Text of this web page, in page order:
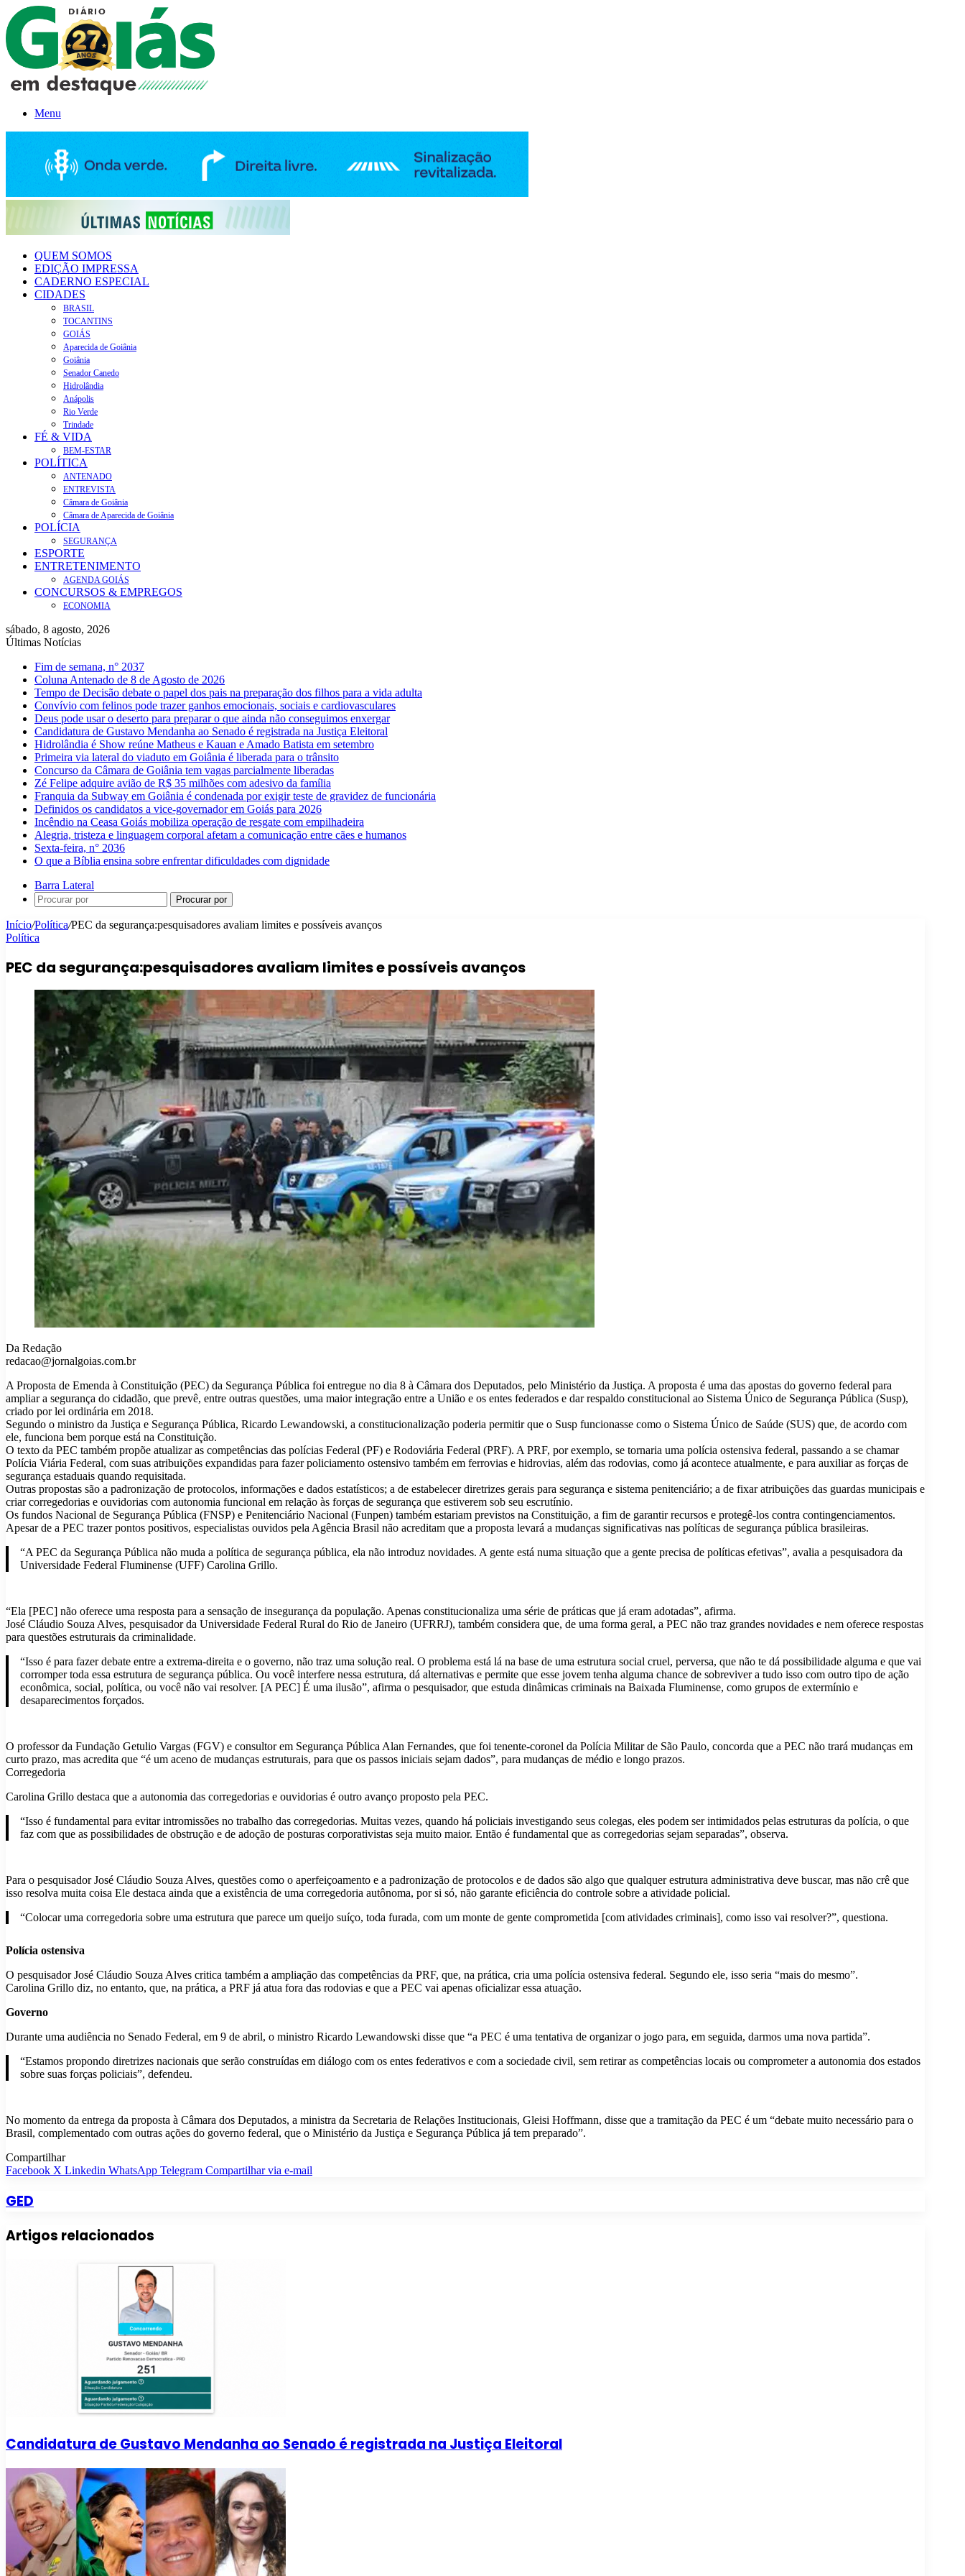
Menu
QUEM SOMOS
EDIÇÃO IMPRESSA
CADERNO ESPECIAL
CIDADES
BRASIL
TOCANTINS
GOIÁS
Aparecida de Goiânia
Goiânia
Senador Canedo
Hidrolândia
Anápolis
Rio Verde
Trindade
FÉ & VIDA
BEM-ESTAR
POLÍTICA
ANTENADO
ENTREVISTA
Câmara de Goiânia
Câmara de Aparecida de Goiânia
POLÍCIA
SEGURANÇA
ESPORTE
ENTRETENIMENTO
AGENDA GOIÁS
CONCURSOS & EMPREGOS
ECONOMIA
sábado, 8 agosto, 2026
Últimas Notícias
Fim de semana, n° 2037
Coluna Antenado de 8 de Agosto de 2026
Tempo de Decisão debate o papel dos pais na preparação dos filhos para a vida adulta
Convívio com felinos pode trazer ganhos emocionais, sociais e cardiovasculares
Deus pode usar o deserto para preparar o que ainda não conseguimos enxergar
Candidatura de Gustavo Mendanha ao Senado é registrada na Justiça Eleitoral
Hidrolândia é Show reúne Matheus e Kauan e Amado Batista em setembro
Primeira via lateral do viaduto em Goiânia é liberada para o trânsito
Concurso da Câmara de Goiânia tem vagas parcialmente liberadas
Zé Felipe adquire avião de R$ 35 milhões com adesivo da família
Franquia da Subway em Goiânia é condenada por exigir teste de gravidez de funcionária
Definidos os candidatos a vice-governador em Goiás para 2026
Incêndio na Ceasa Goiás mobiliza operação de resgate com empilhadeira
Alegria, tristeza e linguagem corporal afetam a comunicação entre cães e humanos
Sexta-feira, n° 2036
O que a Bíblia ensina sobre enfrentar dificuldades com dignidade
Barra Lateral
Procurar por
Início/Política/PEC da segurança:pesquisadores avaliam limites e possíveis avanços
Política
PEC da segurança:pesquisadores avaliam limites e possíveis avanços
Da Redação
redacao@jornalgoias.com.br
A Proposta de Emenda à Constituição (PEC) da Segurança Pública foi entregue no dia 8 à Câmara dos Deputados, pelo Ministério da Justiça. A proposta é uma das apostas do governo federal para
ampliar a segurança do cidadão, que prevê, entre outras questões, uma maior integração entre a União e os entes federados e dar respaldo constitucional ao Sistema Único de Segurança Pública (Susp),
criado por lei ordinária em 2018.
Segundo o ministro da Justiça e Segurança Pública, Ricardo Lewandowski, a constitucionalização poderia permitir que o Susp funcionasse como o Sistema Único de Saúde (SUS) que, de acordo com
ele, funciona bem porque está na Constituição.
O texto da PEC também propõe atualizar as competências das polícias Federal (PF) e Rodoviária Federal (PRF). A PRF, por exemplo, se tornaria uma polícia ostensiva federal, passando a se chamar
Polícia Viária Federal, com suas atribuições expandidas para fazer policiamento ostensivo também em ferrovias e hidrovias, além das rodovias, como já acontece atualmente, e para auxiliar as forças de
segurança estaduais quando requisitada.
Outras propostas são a padronização de protocolos, informações e dados estatísticos; a de estabelecer diretrizes gerais para segurança e sistema penitenciário; a de fixar atribuições das guardas municipais e
criar corregedorias e ouvidorias com autonomia funcional em relação às forças de segurança que estiverem sob seu escrutínio.
Os fundos Nacional de Segurança Pública (FNSP) e Penitenciário Nacional (Funpen) também estariam previstos na Constituição, a fim de garantir recursos e protegê-los contra contingenciamentos.
Apesar de a PEC trazer pontos positivos, especialistas ouvidos pela Agência Brasil não acreditam que a proposta levará a mudanças significativas nas políticas de segurança pública brasileiras.
“A PEC da Segurança Pública não muda a política de segurança pública, ela não introduz novidades. A gente está numa situação que a gente precisa de políticas efetivas”, avalia a pesquisadora da
Universidade Federal Fluminense (UFF) Carolina Grillo.
“Ela [PEC] não oferece uma resposta para a sensação de insegurança da população. Apenas constitucionaliza uma série de práticas que já eram adotadas”, afirma.
José Cláudio Souza Alves, pesquisador da Universidade Federal Rural do Rio de Janeiro (UFRRJ), também considera que, de uma forma geral, a PEC não traz grandes novidades e nem oferece respostas
para questões estruturais da criminalidade.
“Isso é para fazer debate entre a extrema-direita e o governo, não traz uma solução real. O problema está lá na base de uma estrutura social cruel, perversa, que não te dá possibilidade alguma e que vai
corromper toda essa estrutura de segurança pública. Ou você interfere nessa estrutura, dá alternativas e permite que esse jovem tenha alguma chance de sobreviver a tudo isso com outro tipo de ação
econômica, social, política, ou você não vai resolver. [A PEC] É uma ilusão”, afirma o pesquisador, que estuda dinâmicas criminais na Baixada Fluminense, como grupos de extermínio e
desaparecimentos forçados.
O professor da Fundação Getulio Vargas (FGV) e consultor em Segurança Pública Alan Fernandes, que foi tenente-coronel da Polícia Militar de São Paulo, concorda que a PEC não trará mudanças em
curto prazo, mas acredita que “é um aceno de mudanças estruturais, para que os passos iniciais sejam dados”, para mudanças de médio e longo prazos.
Corregedoria
Carolina Grillo destaca que a autonomia das corregedorias e ouvidorias é outro avanço proposto pela PEC.
“Isso é fundamental para evitar intromissões no trabalho das corregedorias. Muitas vezes, quando há policiais investigando seus colegas, eles podem ser intimidados pelas estruturas da polícia, o que
faz com que as possibilidades de obstrução e de adoção de posturas corporativistas seja muito maior. Então é fundamental que as corregedorias sejam separadas”, observa.
Para o pesquisador José Cláudio Souza Alves, questões como o aperfeiçoamento e a padronização de protocolos e de dados são algo que qualquer estrutura administrativa deve buscar, mas não crê que
isso resolva muita coisa Ele destaca ainda que a existência de uma corregedoria autônoma, por si só, não garante eficiência do controle sobre a atividade policial.
“Colocar uma corregedoria sobre uma estrutura que parece um queijo suíço, toda furada, com um monte de gente comprometida [com atividades criminais], como isso vai resolver?”, questiona.
Polícia ostensiva
O pesquisador José Cláudio Souza Alves critica também a ampliação das competências da PRF, que, na prática, cria uma polícia ostensiva federal. Segundo ele, isso seria “mais do mesmo”.
Carolina Grillo diz, no entanto, que, na prática, a PRF já atua fora das rodovias e que a PEC vai apenas oficializar essa atuação.
Governo
Durante uma audiência no Senado Federal, em 9 de abril, o ministro Ricardo Lewandowski disse que “a PEC é uma tentativa de organizar o jogo para, em seguida, darmos uma nova partida”.
“Estamos propondo diretrizes nacionais que serão construídas em diálogo com os entes federativos e com a sociedade civil, sem retirar as competências locais ou comprometer a autonomia dos estados
sobre suas forças policiais”, defendeu.
No momento da entrega da proposta à Câmara dos Deputados, a ministra da Secretaria de Relações Institucionais, Gleisi Hoffmann, disse que a tramitação da PEC é um “debate muito necessário para o
Brasil, complementado com outras ações do governo federal, que o Ministério da Justiça e Segurança Pública já tem preparado”.
Compartilhar
Facebook X Linkedin WhatsApp Telegram Compartilhar via e-mail
GED
Artigos relacionados
Candidatura de Gustavo Mendanha ao Senado é registrada na Justiça Eleitoral